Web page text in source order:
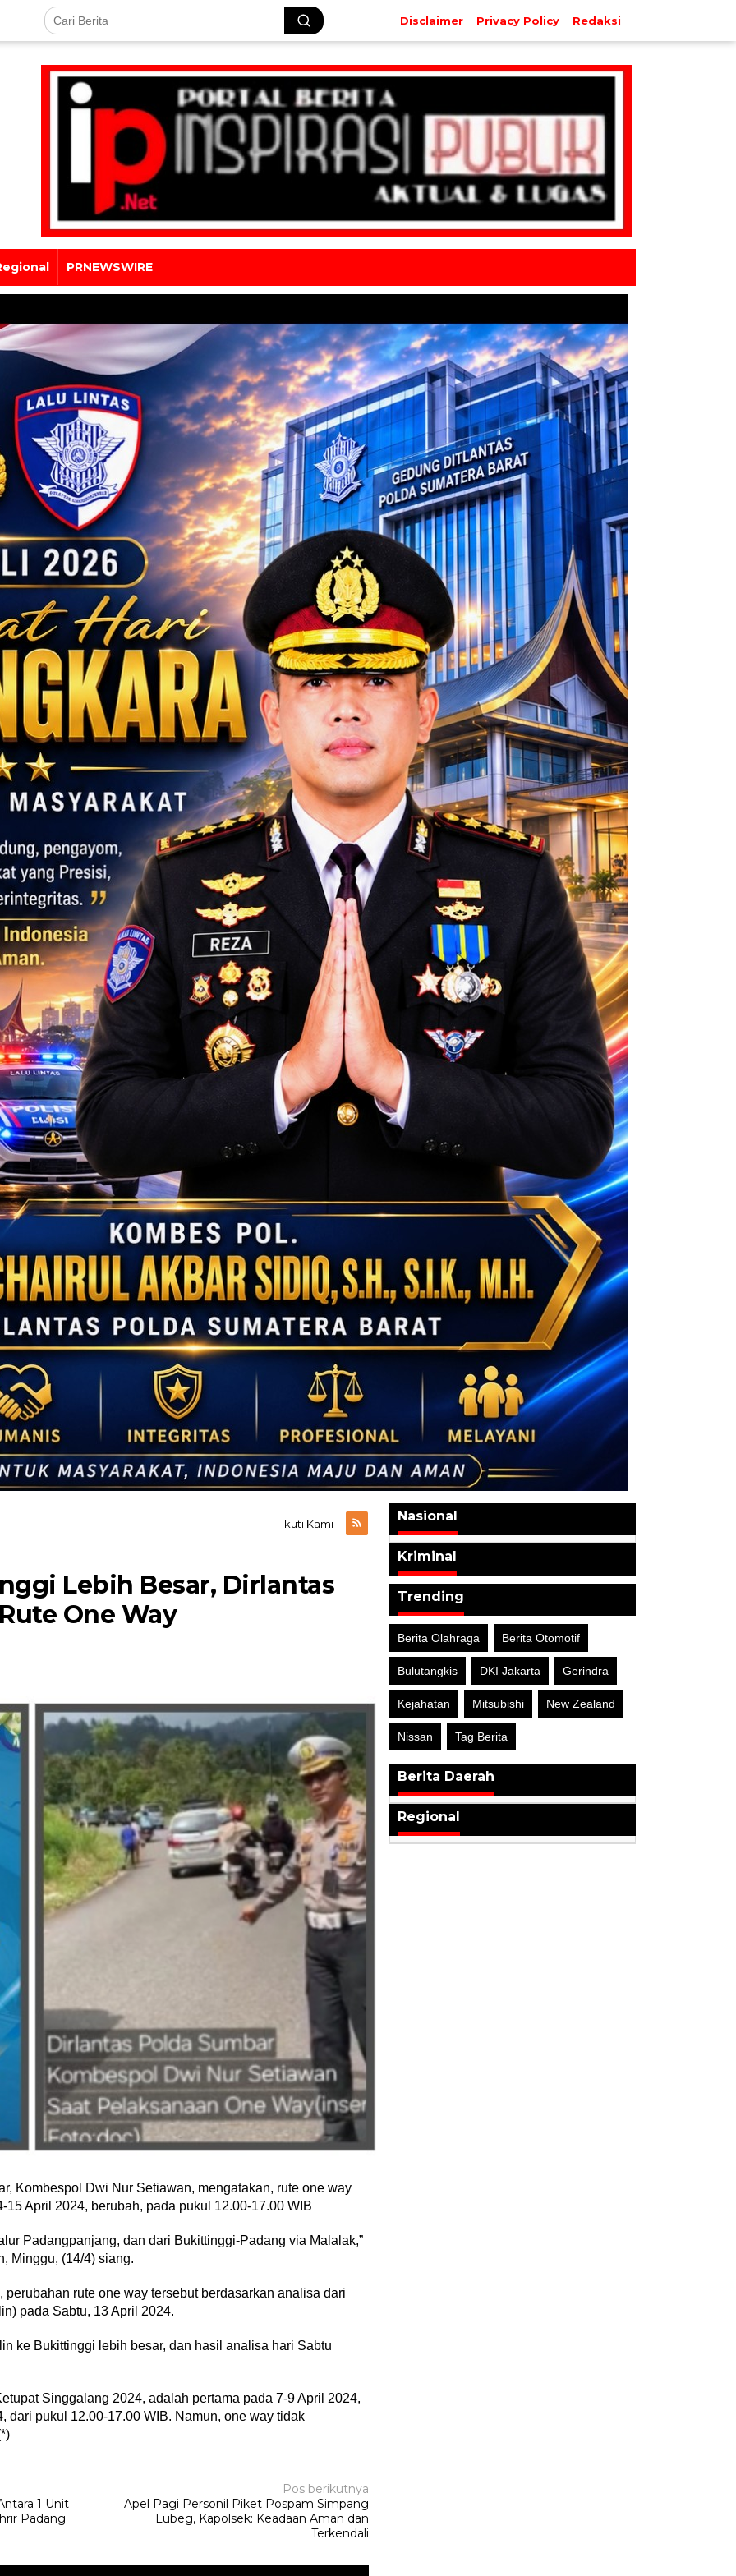
Disclaimer Privacy Policy Redaksi
PRNEWSWIRE
Ikuti Kami
Lebih Besar, Dirlantas
One Way
Kombespol Dwi Nur Setiawan, mengatakan, rute one way
15 April 2024, berubah, pada pukul 12.00-17.00 WIB
Padangpanjang, dan dari Bukittinggi-Padang via Malalak,”
Minggu, (14/4) siang.
rute one way tersebut berdasarkan analisa dari
pada Sabtu, 13 April 2024.
ke Bukittinggi lebih besar, dan hasil analisa hari Sabtu
Singgalang 2024, adalah pertama pada 7-9 April 2024,
dari pukul 12.00-17.00 WIB. Namun, one way tidak
1 Unit
Padang
Pos berikutnya
Apel Pagi Personil Piket Pospam Simpang
Lubeg, Kapolsek: Keadaan Aman dan
Terkendali
Nasional
Kriminal
Trending
Berita Olahraga Berita Otomotif
Bulutangkis DKI Jakarta Gerindra
Kejahatan Mitsubishi New Zealand
Nissan Tag Berita
Berita Daerah
Regional